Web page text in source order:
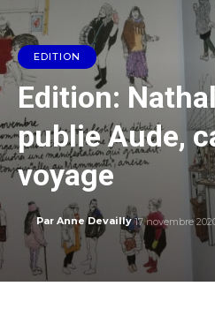
EDITION
Edition:
publie Aude,
voyage
Par Anne Devailly 17 novembre